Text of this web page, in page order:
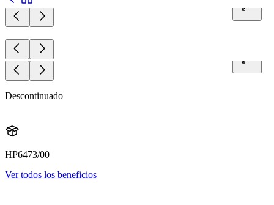
Descontinuado
HP6473/00
Ver todos los beneficios